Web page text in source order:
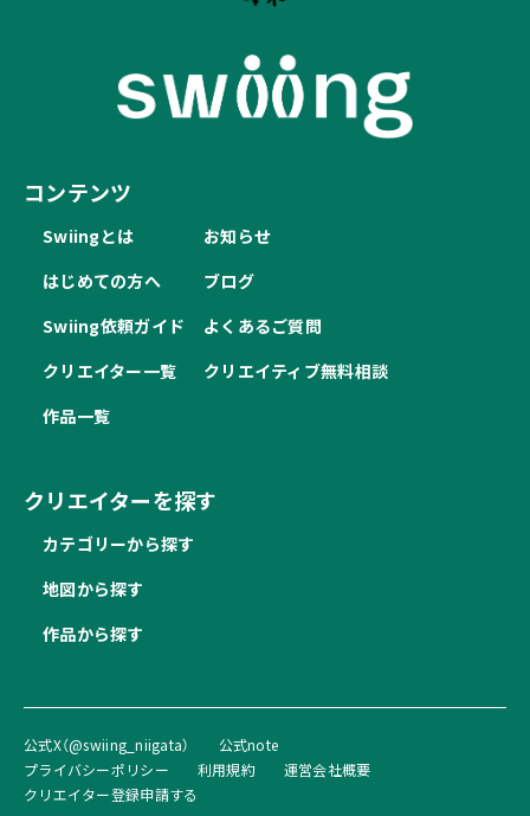
コンテンツ
Swiingとは
はじめての方へ
Swiing依頼ガイド
クリエイター一覧
作品一覧
お知らせ
ブログ
よくあるご質問
クリエイティブ無料相談
クリエイターを探す
カテゴリーから探す
地図から探す
作品から探す
公式X（@swiing_niigata）
公式note
プライバシーポリシー
利用規約
運営会社概要
クリエイター登録申請する